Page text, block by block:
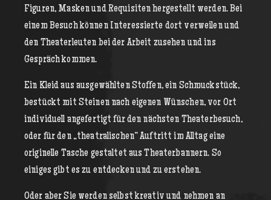
Figuren, Masken und Requisiten hergestellt werden. Bei
einem Besuch können Interessierte dort verweilen und
den Theaterleuten bei der Arbeit zusehen und ins
Gespräch kommen.
Ein Kleid aus ausgewählten Stoffen, ein Schmuckstück,
bestückt mit Steinen nach eigenen Wünschen, vor Ort
individuell angefertigt für den nächsten Theaterbesuch,
oder für den „theatralischen“ Auftritt im Alltag eine
originelle Tasche gestaltet aus Theaterbannern. So
einiges gibt es zu entdecken und zu erstehen.
Oder aber Sie werden selbst kreativ und nehmen an